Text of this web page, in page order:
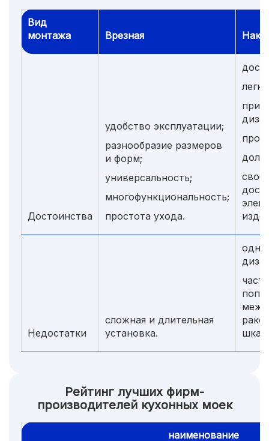
Вид
монтажа
Врезная
Достоинства
удобство эксплуатации;
разнообразие размеров
и форм;
универсальность;
многофункциональность;
простота ухода.
Недостатки
сложная и длительная
установка.
Рейтинг лучших фирм-
производителей кухонных моек
наименование